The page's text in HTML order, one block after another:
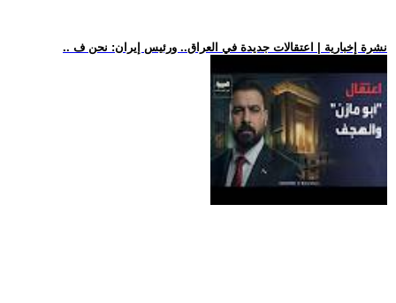
.. نشرة إخبارية | اعتقالات جديدة في العراق.. ورئيس إيران: نحن ف